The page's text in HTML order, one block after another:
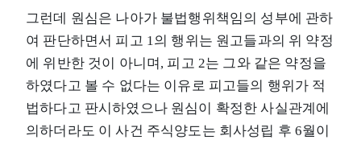
그런데 원심은 나아가 불법행위책임의 성부에 관하
여 판단하면서 피고 1의 행위는 원고들과의 위 약정
에 위반한 것이 아니며, 피고 2는 그와 같은 약정을
하였다고 볼 수 없다는 이유로 피고들의 행위가 적
법하다고 판시하였으나 원심이 확정한 사실관계에
의하더라도 이 사건 주식양도는 회사성립 후 6월이